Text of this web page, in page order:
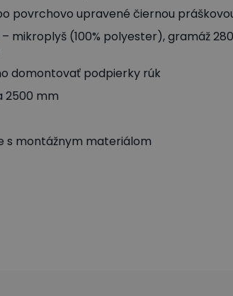
povrchovo upravené čiernou
mikroplyš (100% polyester), gramáž
domontovať podpierky rúk
2500 mm
s montážnym materiálom